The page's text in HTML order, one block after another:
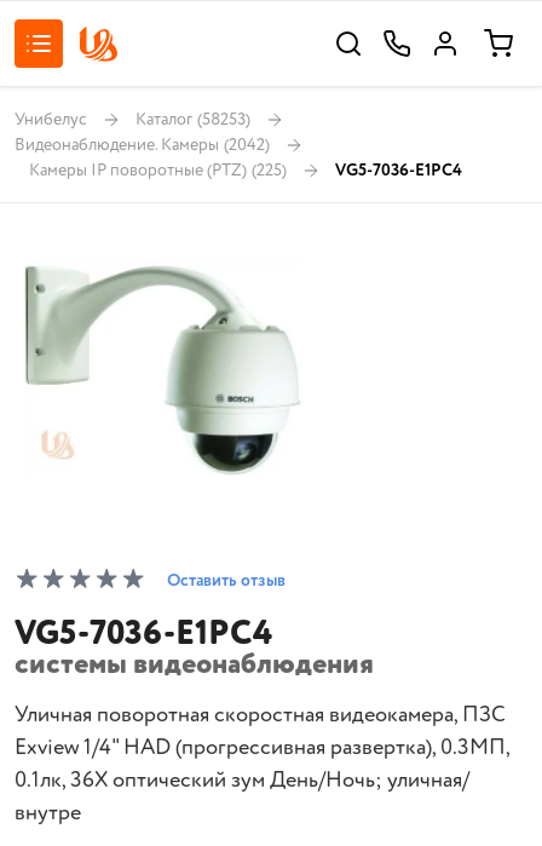
Унибелус Каталог (58253)
Видеонаблюдение. Камеры (2042)
Камеры IP поворотные (PTZ) (225) VG5-7036-E1PC4
Оставить отзыв
VG5-7036-E1PC4
системы видеонаблюдения
Уличная поворотная скоростная видеокамера, ПЗС
Exview 1/4" HAD (прогрессивная развертка), 0.3МП,
0.1лк, 36X оптический зум День/Ночь; уличная/
внутре